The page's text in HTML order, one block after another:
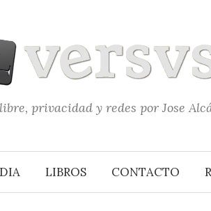
privacidad y redes por Jose
LIBROS CONTACTO